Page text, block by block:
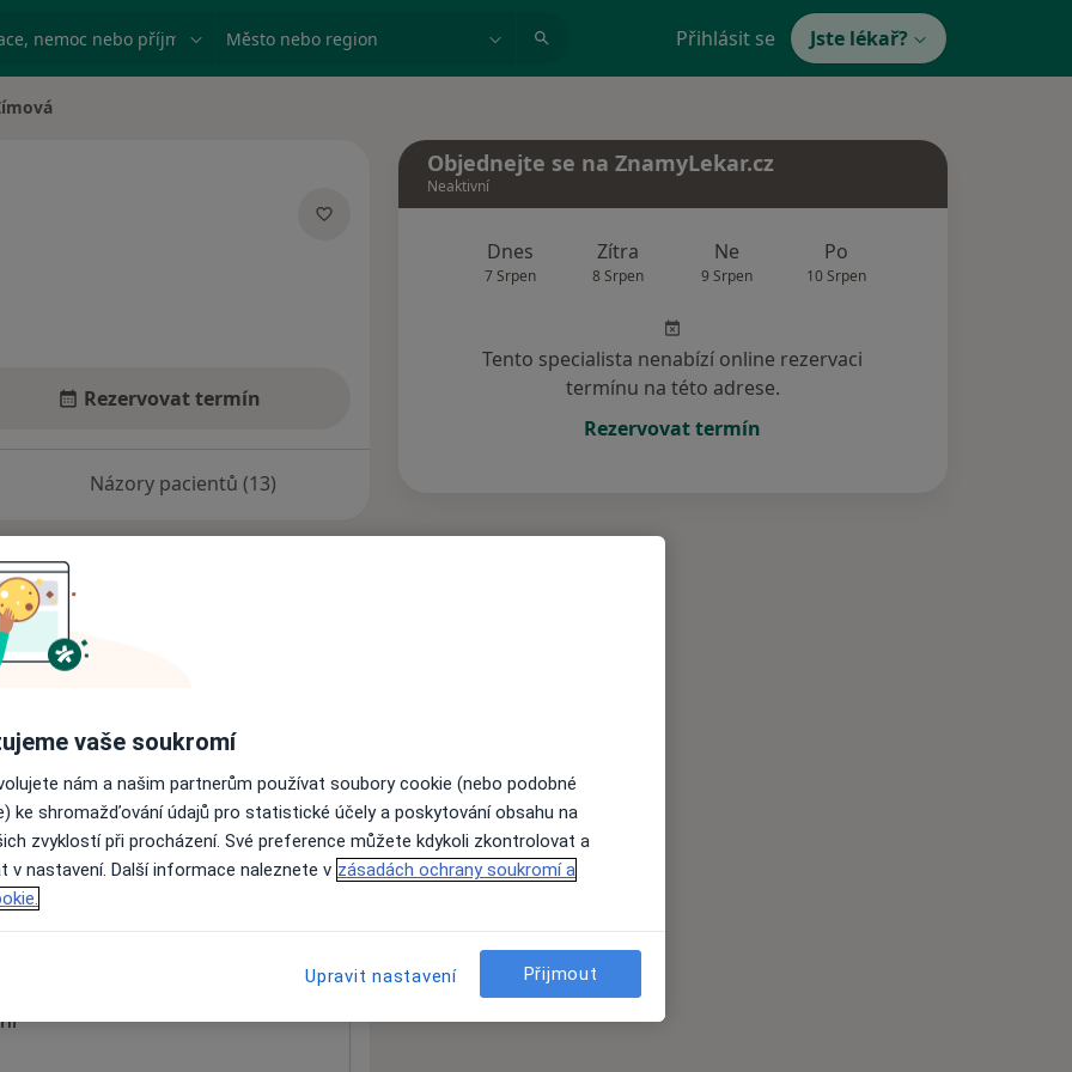
nemoc nebo příjmení Město nebo region Přihlásit se Jste lékař?
Rezervovat termín
Názory pacientů (13)
nejsou k dispozici
informace o svých službách.
Objednejte se na ZnamyLekar.cz
Neaktivní
Dnes
7 Srpen
Zítra
8 Srpen
Ne
9 Srpen
Po
10 Srpen
Tento specialista nenabízí online rezervaci
termínu na této adrese.
Rezervovat termín
vaše soukromí
nám a našim partnerům používat soubory cookie (nebo podobné
ke shromažďování údajů pro statistické účely a poskytování obsahu na
zvyklostí při procházení. Své preference můžete kdykoli zkontrolovat a
v nastavení. Další informace naleznete v zásadách ochrany soukromí a
Upravit nastavení Přijmout